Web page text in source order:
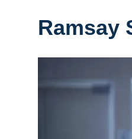
Ramsay